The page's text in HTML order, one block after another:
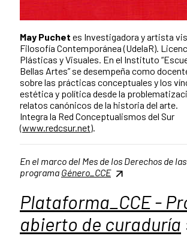
May Puchet es Investigadora y artista
Filosofía Contemporánea (UdelaR).
Plásticas y Visuales. En el Instituto
Bellas Artes” se desempeña como
sobre las prácticas conceptuales y los
estética y política desde la
relatos canónicos de la historia del arte.
Integra la Red Conceptualismos del Sur
(www.redcsur.net).
En el marco del Mes de los Derechos de
programa Género_CCE
Plataforma_CCE -
abierto de curaduría